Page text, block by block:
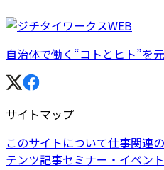
自治体で働く“コトとヒト”を元
サイトマップ
このサイトについて仕事関連
テンツ記事セミナー・イベント